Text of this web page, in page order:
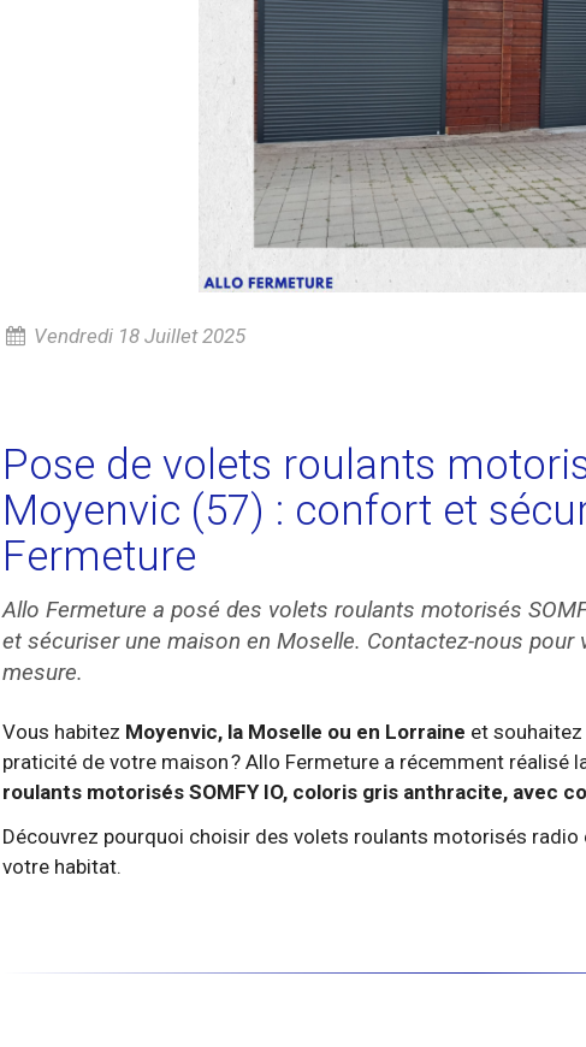
Vendredi 18 Juillet 2025
Pose de volets roulants
Moyenvic (57) : confort et
Fermeture
Allo Fermeture a posé des volets roulants motorisés
et sécuriser une maison en Moselle. Contactez-nous
mesure.
Vous habitez Moyenvic, la Moselle ou en Lorraine et
praticité de votre maison ? Allo Fermeture a récemment réalisé
roulants motorisés SOMFY IO, coloris gris anthracite, avec
Découvrez pourquoi choisir des volets roulants motorisés
votre habitat.